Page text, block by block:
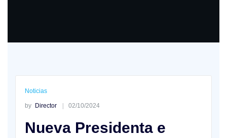
Noticias
by Director 02/10/2024
Nueva Presidenta e